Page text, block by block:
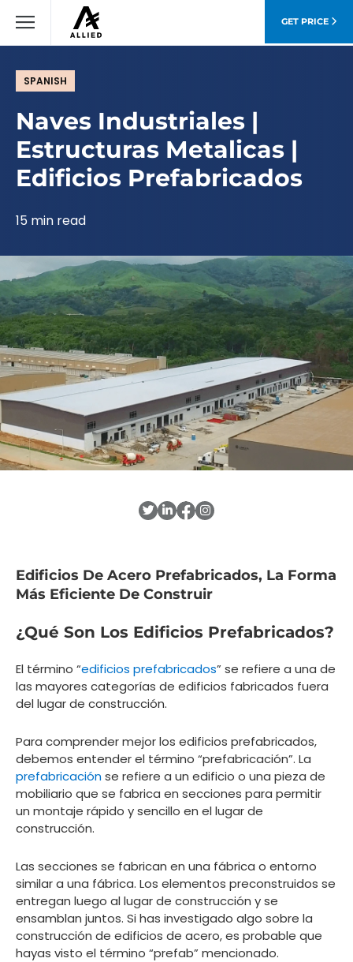
GET PRICE
SPANISH
Naves Industriales |
Estructuras Metalicas |
Edificios Prefabricados
15 min read
Edificios De Acero Prefabricados, La Forma
Más Eficiente De Construir
¿Qué Son Los Edificios Prefabricados?
El término “edificios prefabricados” se refiere a una de
las mayores categorías de edificios fabricados fuera
del lugar de construcción.
Para comprender mejor los edificios prefabricados,
debemos entender el término “prefabricación”. La
prefabricaciónse refiere a un edificio o una pieza de
mobiliario que se fabrica en secciones para permitir
un montaje rápido y sencillo en el lugar de
construcción.
Las secciones se fabrican en una fábrica o entorno
similar a una fábrica. Los elementos preconstruidos se
entregan luego al lugar de construcción y se
ensamblan juntos. Si has investigado algo sobre la
construcción de edificios de acero, es probable que
hayas visto el término “prefab” mencionado.